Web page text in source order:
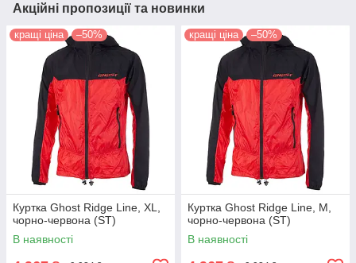
Акційні пропозиції та новинки
кращі ціна –50%
Куртка Ghost Ridge Line, XL,
чорно-червона (ST)
В наявності
кращі ціна –50%
Куртка Ghost Ridge Line, М,
чорно-червона (ST)
В наявності